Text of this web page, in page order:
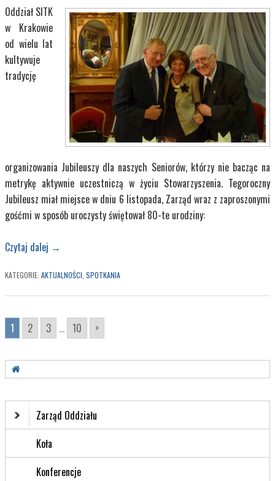
Oddział SITK
w Krakowie
od wielu lat
kultywuje
tradycję
organizowania Jubileuszy dla naszych Seniorów, którzy nie bacząc na
metrykę aktywnie uczestniczą w życiu Stowarzyszenia. Tegoroczny
Jubileusz miał miejsce w dniu 6 listopada, Zarząd wraz z zaproszonymi
gośćmi w sposób uroczysty świętował 80-te urodziny:
Czytaj dalej →
KATEGORIE: AKTUALNOŚCI SPOTKANIA
1 2 3 ... 10 >
Zarząd Oddziału
Koła
Konferencje